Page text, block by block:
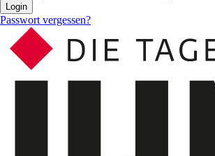
Login
Passwort vergessen?